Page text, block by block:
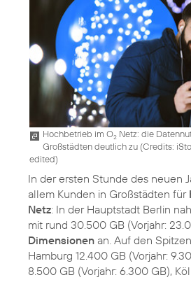
Hochbetrieb im O2 Netz: die
Großstädten deutlich zu (Credits:
edited)
In der ersten Stunde des neuen
allem Kunden in Großstädten für
Netz: In der Hauptstadt Berlin
mit rund 30.500 GB (Vorjahr:
Dimensionen an. Auf den
Hamburg 12.400 GB (Vorjahr:
8.500 GB (Vorjahr: 6.300 GB),